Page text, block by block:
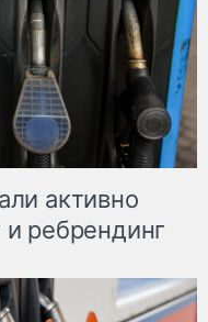
активно
ребрендинг